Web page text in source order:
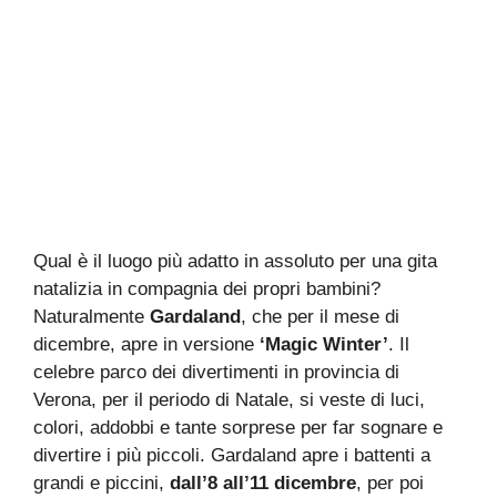
Qual è il luogo più adatto in assoluto per una gita
natalizia in compagnia dei propri bambini?
Naturalmente Gardaland, che per il mese di
dicembre, apre in versione ‘Magic Winter’. Il
celebre parco dei divertimenti in provincia di
Verona, per il periodo di Natale, si veste di luci,
colori, addobbi e tante sorprese per far sognare e
divertire i più piccoli. Gardaland apre i battenti a
grandi e piccini, dall’8 all’11 dicembre, per poi